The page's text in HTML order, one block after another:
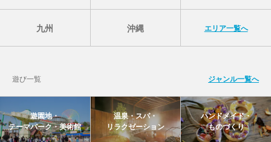
九州 沖縄 エリア一覧へ
遊び一覧 ジャンル一覧へ
遊園地・
テーマパーク・美術館
温泉・スパ・
リラクゼーション
ハンドメイド・
ものづくり